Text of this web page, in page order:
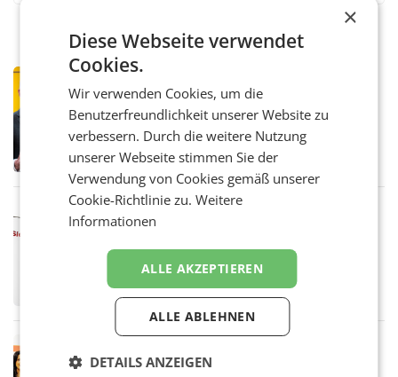
PRIMENEWS
Österreichische Post: Umsatzplus im
ersten Halbjahr trotz schwachem
Briefgeschäft
WIEN Die Österreichische Post AG hat im
ersten Halbjahr 2026 einen Konzernumsatz
von 1.544,0 Mio. EUR erwirtschaftet, was
einem Plus von 3,8 Prozent gegenüber dem
Vergleichszeitraum
MARKETING & MEDIA
überraschend viel Gewinn
UNTERFÖHRING/MAILAND/AMSTERDAM. Der
Fernsehkonzern ProSiebenSat.1 hat im
Frühjahr dank Kostensenkungen operativ
wieder Gewinn gemacht und die
Markterwartung deutlich übertroffen.
Eine Bühne für Zirkularität: ARA und
×
Diese Webseite verwendet
Cookies.
Wir verwenden Cookies, um die
Benutzerfreundlichkeit unserer Website zu
verbessern. Durch die weitere Nutzung
unserer Webseite stimmen Sie der
Verwendung von Cookies gemäß unserer
Cookie-Richtlinie zu.Weitere
Informationen
ALLE AKZEPTIEREN
ALLE ABLEHNEN
DETAILS ANZEIGEN